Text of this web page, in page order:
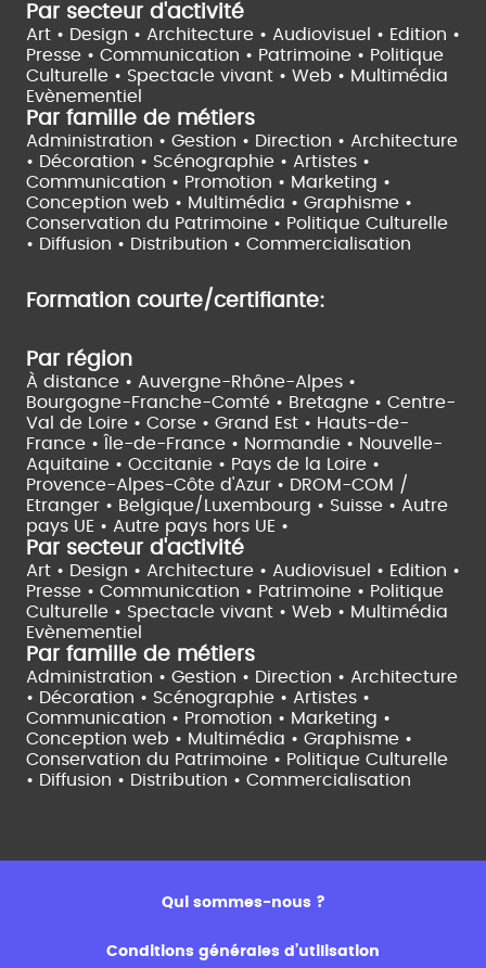
Par secteur d'activité
Art • Design • Architecture • Audiovisuel • Edition •
Presse • Communication • Patrimoine • Politique
Culturelle • Spectacle vivant • Web • Multimédia
Evènementiel
Par famille de métiers
Administration • Gestion • Direction • Architecture
• Décoration • Scénographie • Artistes •
Communication • Promotion • Marketing •
Conception web • Multimédia • Graphisme •
Conservation du Patrimoine • Politique Culturelle
• Diffusion • Distribution • Commercialisation
Formation courte/certifiante:
Par région
À distance • Auvergne-Rhône-Alpes •
Bourgogne-Franche-Comté • Bretagne • Centre-
Val de Loire • Corse • Grand Est • Hauts-de-
France •
Île-de-France • Normandie • Nouvelle-
Aquitaine • Occitanie • Pays de la Loire •
Provence-Alpes-Côte d'Azur • DROM-COM /
Etranger • Belgique/Luxembourg • Suisse • Autre
pays UE • Autre pays hors UE •
Par secteur d'activité
Art • Design • Architecture • Audiovisuel • Edition •
Presse • Communication • Patrimoine • Politique
Culturelle • Spectacle vivant • Web • Multimédia
Evènementiel
Par famille de métiers
Administration • Gestion • Direction • Architecture
• Décoration • Scénographie • Artistes •
Communication • Promotion • Marketing •
Conception web • Multimédia • Graphisme •
Conservation du Patrimoine • Politique Culturelle
• Diffusion • Distribution • Commercialisation
Qui sommes-nous ?
Conditions générales d’utilisation